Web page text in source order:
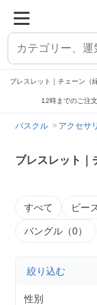
ブレスレット｜チェーン（
12時までのご注
パスクル アクセサ
ブレスレット｜
すべて ビー
バングル（0）
絞り込む
性別